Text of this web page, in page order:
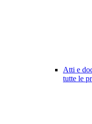
Atti e
tutte le